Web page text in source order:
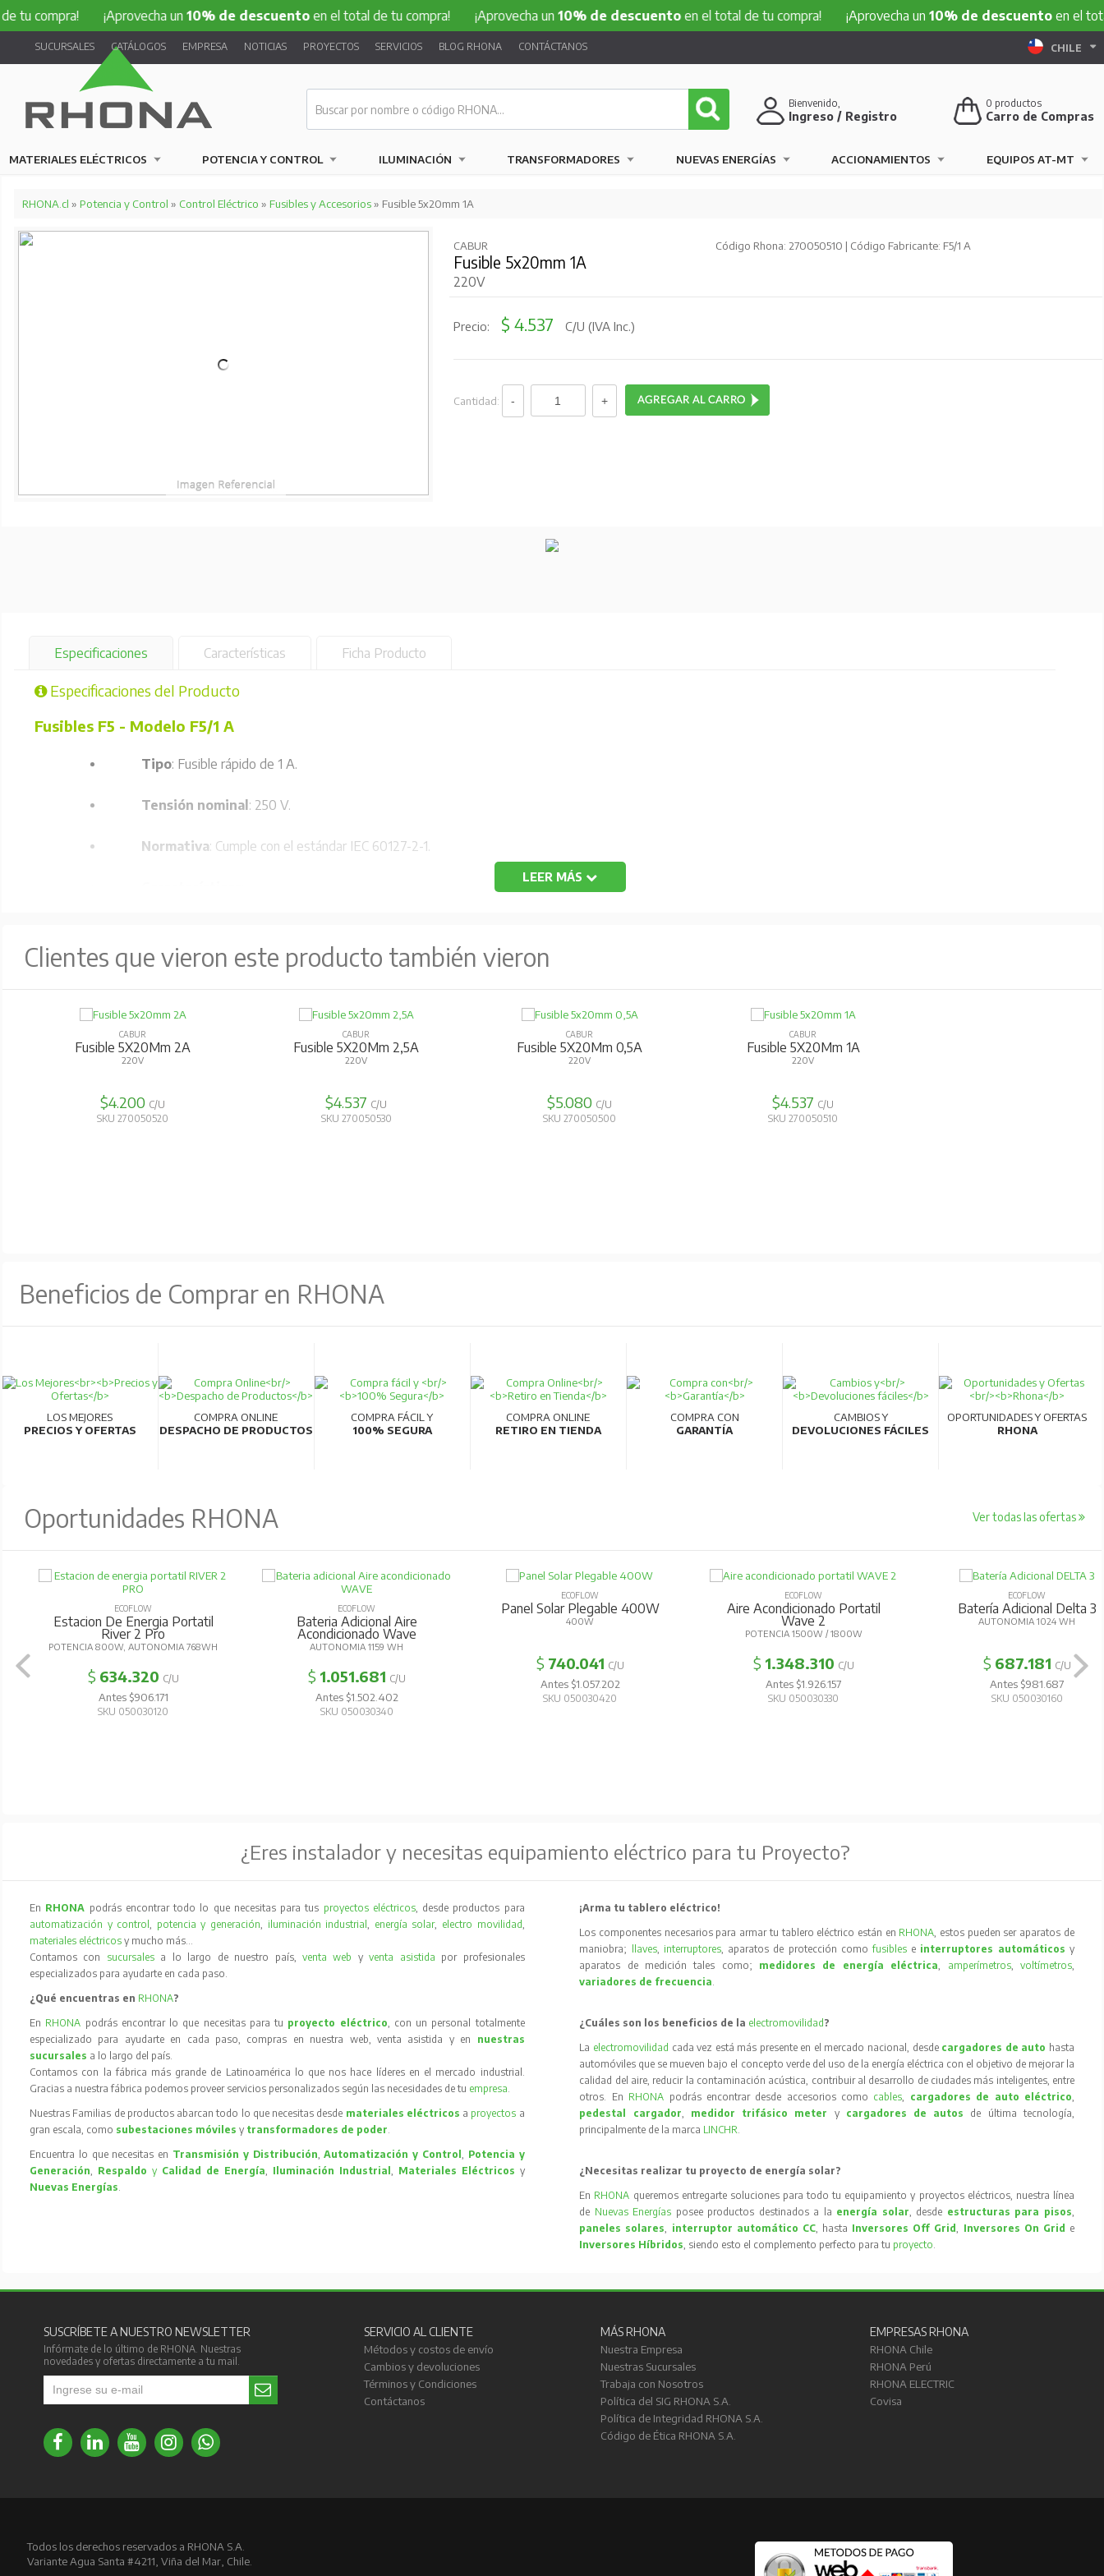
¡Aprovecha un10% de descuentoen el total de tu compra! ¡Aprovecha un10% de descuentoen el total de tu compra! ¡Aprovecha un10% de descuentoen el total de tu
SUCURSALES CATÁLOGOS EMPRESA NOTICIAS PROYECTOS SERVICIOS BLOG RHONA CONTÁCTANOS CHILE
0 productos
Carro de Compras
Bienvenido,
Ingreso / Registro
MATERIALES ELÉCTRICOS POTENCIA Y CONTROL ILUMINACIÓN TRANSFORMADORES NUEVAS ENERGÍAS ACCIONAMIENTOS EQUIPOS AT-MT
RHONA.cl » Potencia y Control » Control Eléctrico » Fusibles y Accesorios» Fusible 5x20mm 1A
CABUR Código Rhona: 270050510 | Código Fabricante: F5/1 A
Fusible 5x20mm 1A
220V
Precio: $ 4.537 C/U (IVA Inc.)
Cantidad:
Especificaciones Características Ficha Producto
Especificaciones del Producto
Fusibles F5 - Modelo F5/1 A
Tipo: Fusible rápido de 1 A.
Tensión nominal : 250 V.
Normativa: Cumple con el estándar IEC 60127-2-1.
Capacidad de interrupción: 1500 A.
: Ø 5 x 20 mm (sin marcado).
Aprobaciones : Homologación RINA 5/18/75 para 220V - 50 Hz - 1500 A.
LEER MÁS
Clientes que vieron este producto también vieron
CABUR
Fusible 5X20Mm 2A
220V
$4.200 C/U
SKU 270050520
CABUR
Fusible 5X20Mm 2,5A
220V
$4.537 C/U
SKU 270050530
CABUR
Fusible 5X20Mm 0,5A
220V
$5.080 C/U
SKU 270050500
CABUR
Fusible 5X20Mm 1A
220V
$4.537 C/U
SKU 270050510
Beneficios de Comprar en RHONA
LOS MEJORES
PRECIOS Y OFERTAS
COMPRA ONLINE
DESPACHO DE PRODUCTOS
COMPRA FÁCIL Y
100% SEGURA
COMPRA ONLINE
RETIRO EN TIENDA
COMPRA CON
GARANTÍA
CAMBIOS Y
DEVOLUCIONES FÁCILES
OPORTUNIDADES Y OFERTAS
RHONA
Oportunidades RHONA Ver todas las ofertas
ECOFLOW
Estacion De Energia Portatil
River 2 Pro
POTENCIA 800W, AUTONOMIA 768WH
$ 634.320 C/U
Antes $906.171
SKU 050030120
ECOFLOW
Bateria Adicional Aire
Acondicionado Wave
AUTONOMIA 1159 WH
$ 1.051.681 C/U
Antes $1.502.402
SKU 050030340
ECOFLOW
Panel Solar Plegable 400W
400W
$ 740.041 C/U
Antes $1.057.202
SKU 050030420
ECOFLOW
Aire Acondicionado Portatil
Wave 2
POTENCIA 1500W / 1800W
$ 1.348.310 C/U
Antes $1.926.157
SKU 050030330
ECOFLOW
Batería Adicional Delta 3
AUTONOMIA 1024 WH
$ 687.181 C/U
Antes $981.687
SKU 050030160
¿Eres instalador y necesitas equipamiento eléctrico para tu Proyecto?
En RHONA podrás encontrar todo lo que necesitas para tus proyectos eléctricos, desde productos para
automatización y control, potencia y generación, iluminación industrial, energía solar, electro movilidad,
materiales eléctricos y mucho más…
Contamos con sucursales a lo largo de nuestro país, venta web yventa asistida por profesionales
especializados para ayudarte en cada paso.
¿Qué encuentras en RHONA?
En RHONA podrás encontrar lo que necesitas para tu proyecto eléctrico, con un personal totalmente
especializado para ayudarte en cada paso, compras en nuestra web, venta asistida y en nuestras
sucursales a lo largo del país.
Contamos con la fábrica más grande de Latinoamérica lo que nos hace líderes en el mercado industrial.
Gracias a nuestra fábrica podemos proveer servicios personalizados según las necesidades de tu empresa.
Nuestras Familias de productos abarcan todo lo que necesitas desde materiales eléctricos a proyectos a
gran escala, como subestaciones móvilesy transformadores de poder.
Encuentra lo que necesitas en Transmisión y Distribución,Automatización y Control, Potencia y
Generación, Respaldo y Calidad de Energía, Iluminación Industrial , Materiales Eléctricos y
Nuevas Energías.
¡Arma tu tablero eléctrico!
Los componentes necesarios para armar tu tablero eléctrico están en RHONA, estos pueden ser aparatos de
maniobra;
llaves, interruptores, aparatos de protección comofusibles e interruptores automáticos y
aparatos de medición tales como; medidores de energía eléctrica, amperímetros, voltímetros,
variadores de frecuencia.
¿Cuáles son los beneficios de la electromovilidad ?
La electromovilidad cada vez está más presente en el mercado nacional, desde cargadores de auto hasta
automóviles que se mueven bajo el concepto verde del uso de la energía eléctrica con el objetivo de mejorar la
calidad del aire, reducir la contaminación acústica, contribuir al desarrollo de ciudades más inteligentes, entre
otros. En RHONA podrás encontrar desde accesorios como cables, cargadores de auto eléctrico,
pedestal cargador, medidor trifásico meter y cargadores de autos
de última tecnología,
principalmente de la marca LINCHR.
¿Necesitas realizar tu proyecto de energía solar?
En RHONA queremos entregarte soluciones para todo tu equipamiento y proyectos eléctricos, nuestra línea
de Nuevas Energías posee productos destinados a la energía solar, desde estructuras para pisos,
paneles solares, interruptor automático CC, hasta Inversores Off Grid, Inversores On Grid e
Inversores Híbridos, siendo esto el complemento perfecto para tu proyecto.
SUSCRÍBETE A NUESTRO NEWSLETTER
Infórmate de lo último de RHONA. Nuestras
novedades y ofertas directamente a tu mail.
SERVICIO AL CLIENTE
Métodos y costos de envío
Cambios y devoluciones
Términos y Condiciones
Contáctanos
MÁS RHONA
Nuestra Empresa
Nuestras Sucursales
Trabaja con Nosotros
Política del SIG RHONA S.A.
Política de Integridad RHONA S.A.
Código de Ética RHONA S.A.
EMPRESAS RHONA
RHONA Chile
RHONA Perú
RHONA ELECTRIC
Covisa
Todos los derechos reservados a RHONA S.A.
Variante Agua Santa #4211, Viña del Mar, Chile.